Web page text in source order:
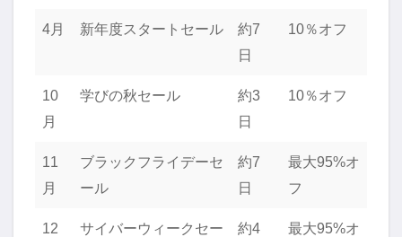
4月 新年度スタートセール
約7
日
10％オフ
10
月
学びの秋セール
約3
日
10％オフ
11
月
ブラックフライデーセ
ール
約7
日
最大95%オ
フ
12
サイバーウィークセー
約4
最大95%オ